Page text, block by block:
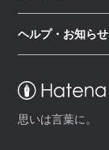
思いは言葉に。
ヘルプ・お知らせ